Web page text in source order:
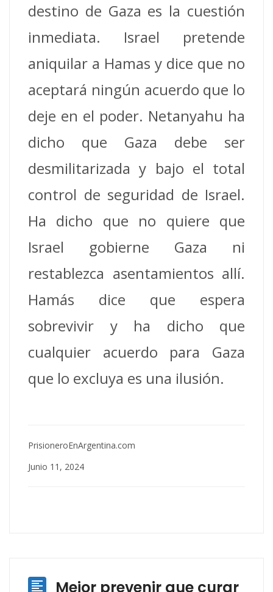
destino de Gaza es la cuestión
inmediata. Israel pretende
aniquilar a Hamas y dice que no
aceptará ningún acuerdo que lo
deje en el poder. Netanyahu ha
dicho que Gaza debe ser
desmilitarizada y bajo el total
control de seguridad de Israel.
Ha dicho que no quiere que
Israel gobierne Gaza ni
restablezca asentamientos allí.
Hamás dice que espera
sobrevivir y ha dicho que
cualquier acuerdo para Gaza
que lo excluya es una ilusión.
PrisioneroEnArgentina.com
Junio 11, 2024
 Mejor prevenir que curar